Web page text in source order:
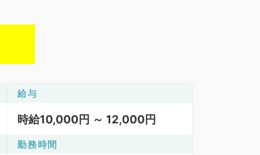
給与
時給10,000円 ～ 12,000円
勤務時間